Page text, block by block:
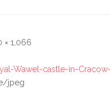
× 1,066
Wawel-castle-in-
jpeg